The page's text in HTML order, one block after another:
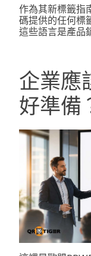
作為其新標籤指
碼提供的任何標
這些語言是產品
企業應
好準備